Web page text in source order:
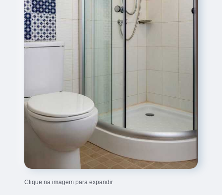
Clique na imagem para expandir